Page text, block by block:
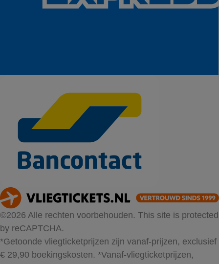
©2026 Alle rechten voorbehouden. This site is protected
by reCAPTCHA.
*Getoonde vliegticketprijzen zijn vanaf-prijzen, exclusief
€ 29,90 boekingskosten. *Vanaf-vliegticketprijzen,